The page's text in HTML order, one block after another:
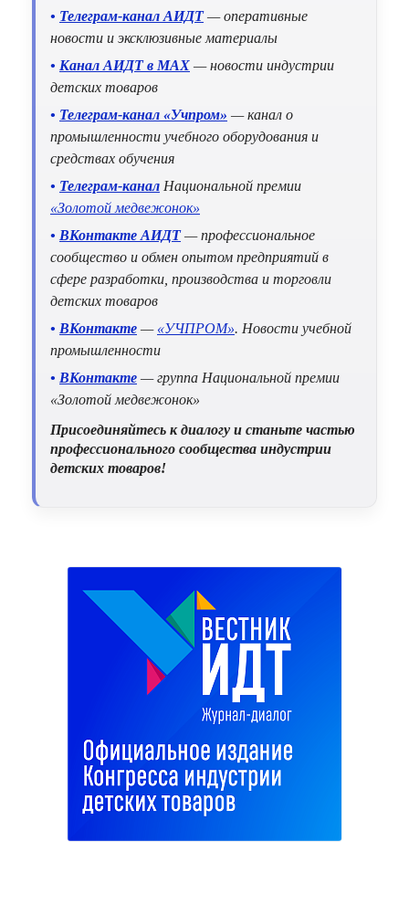
• Телеграм-канал АИДТ— оперативные
новости и эксклюзивные материалы
• Канал АИДТ в MAX — новости индустрии
детских товаров
• Телеграм-канал «Учпром» — канал о
промышленности учебного оборудования и
средствах обучения
• Телеграм-канал Национальной премии
«Золотой медвежонок»
• ВКонтакте АИДТ— профессиональное
сообщество и обмен опытом предприятий в
сфере разработки, производства и торговли
детских товаров
• ВКонтакте — «УЧПРОМ». Новости учебной
промышленности
• ВКонтакте — группа Национальной премии
«Золотой медвежонок»
Присоединяйтесь к диалогу и станьте частью
профессионального сообщества индустрии
детских товаров!